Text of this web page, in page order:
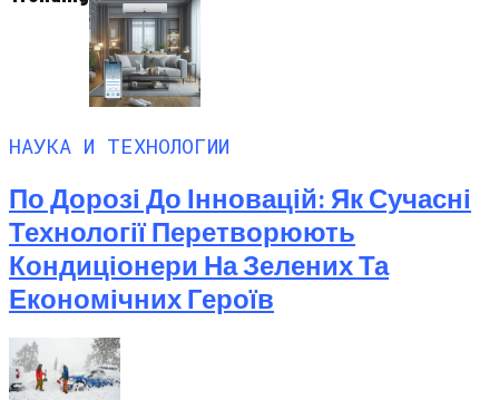
НАУКА И ТЕХНОЛОГИИ
По Дорозі До Інновацій: Як Сучасні
Технології Перетворюють
Кондиціонери На Зелених Та
Економічних Героїв